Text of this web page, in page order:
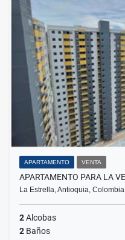
APARTAMENTO VENTA
APARTAMENTO PARA LA
La Estrella, Antioquia, Colombia
2Alcobas
2 Baños